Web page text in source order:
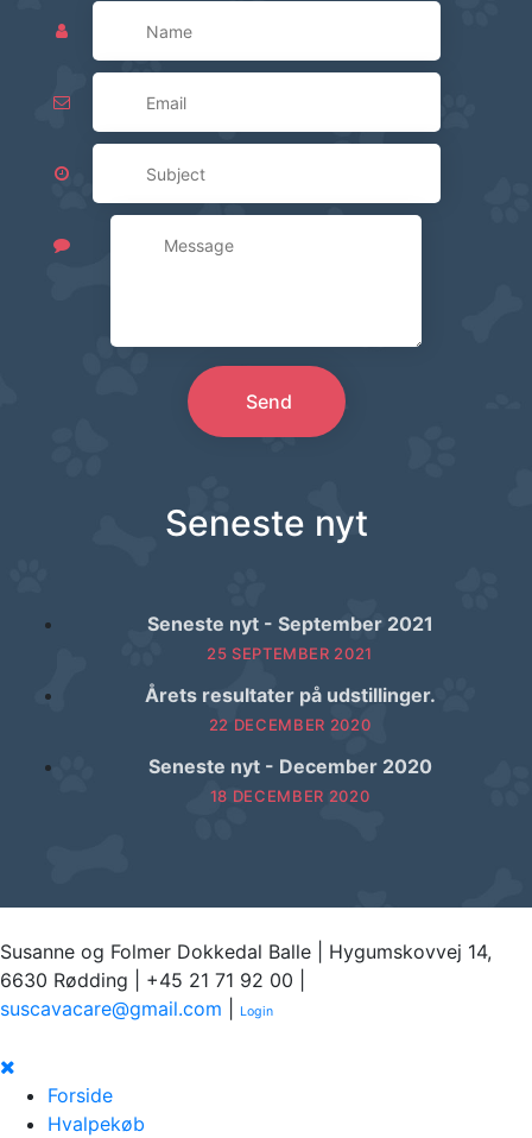
Send
Seneste nyt
Seneste nyt - September 2021
25 SEPTEMBER 2021
Årets resultater på udstillinger.
22 DECEMBER 2020
Seneste nyt - December 2020
18 DECEMBER 2020
Susanne og Folmer Dokkedal Balle | Hygumskovvej 14,
6630 Rødding | +45 21 71 92 00 |
suscavacare@gmail.com
Login
Forside
Hvalpekøb